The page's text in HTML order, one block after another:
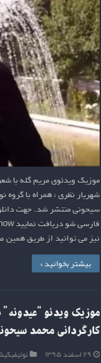
موزیک ویدئوی مریم گله با
شهریار نظری ، همراه با
سیحونی منتشر شد. جهت
نیز می توانید از طریق همین
بیشتر بخوانید »
کارگردانی محمد
۲۹ اسفند ۱۳۹۵